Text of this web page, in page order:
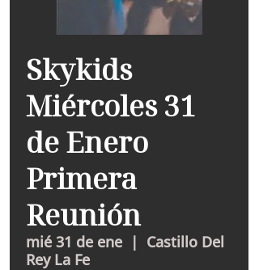
Skykids
Miércoles 31
de Enero
Primera
Reunión
mié 31 de ene
  |
Castillo Del
Rey La Fe